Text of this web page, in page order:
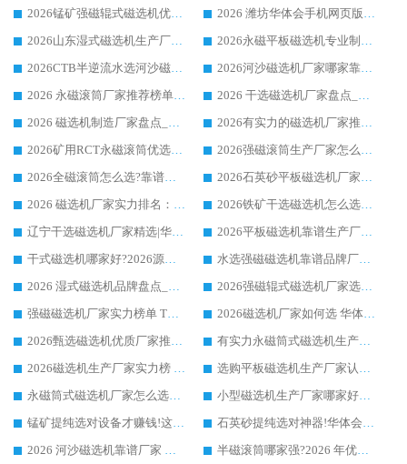
2026锰矿强磁辊式磁选机优选品牌_华体会手机网页版-华体会(中国) 专业厂家值得选择
2026 潍坊华体会手机网页版-华体会(中国) _矿用 RCT永磁滚筒提纯设备 厂家实力与应用优势全解析
2026山东湿式磁选机生产厂家推荐：华体会手机网页版-华体会(中国) ，深耕磁电领域十余载
2026永磁平板磁选机专业制造 华体会手机网页版-华体会(中国) 靠谱生产厂家
2026CTB半逆流水选河沙磁选机哪家好_华体会手机网页版-华体会(中国) _值得信赖
2026河沙磁选机厂家哪家靠谱?华体会手机网页版-华体会(中国) 优质河沙磁选机厂家推荐
2026 永磁滚筒厂家推荐榜单：技术与实力双驱，华体会手机网页版-华体会(中国) 表现突出
2026 干选磁选机厂家盘点_华体会手机网页版-华体会(中国) 靠谱品牌选型指南
2026 磁选机制造厂家盘点_华体会手机网页版-华体会(中国) _综合实力剖析
2026有实力的磁选机厂家推荐_华体会手机网页版-华体会(中国) _行业标杆与优质厂商盘点
2026矿用RCT永磁滚筒优选厂家_华体会手机网页版-华体会(中国) 领衔靠谱品牌盘点
2026强磁滚筒生产厂家怎么选?行业口碑推荐华体会手机网页版-华体会(中国)
2026全磁滚筒怎么选?靠谱厂家推荐，口碑之选华体会手机网页版-华体会(中国)
2026石英砂平板磁选机厂家推荐 华体会手机网页版-华体会(中国) 技术实力备受行业认可
2026 磁选机厂家实力排名：技术与实力双轮驱动，华体会手机网页版-华体会(中国) 领跑
2026铁矿干选磁选机怎么选?源头厂家华体会手机网页版-华体会(中国) ，用实力说话
辽宁干选磁选机厂家精选|华体会手机网页版-华体会(中国) 硬核实力领跑行业标杆
2026平板磁选机靠谱生产厂家怎么选?行业标杆华体会手机网页版-华体会(中国) ，凭硬实力脱颖而出
干式磁选机哪家好?2026源头厂家推荐_华体会手机网页版-华体会(中国) 强磁磁选机生产厂家
水选强磁磁选机靠谱品牌厂家推荐：华体会手机网页版-华体会(中国) ，技术实力与口碑双在线
2026 湿式磁选机品牌盘点_华体会手机网页版-华体会(中国) _内行认可的靠谱厂家
2026强磁辊式磁选机厂家选购技巧_认准华体会手机网页版-华体会(中国) 生产厂家
强磁磁选机厂家实力榜单 TOP3：华体会手机网页版-华体会(中国) 稳居前列
2026磁选机厂家如何选 华体会手机网页版-华体会(中国) 生产厂家14年行业经验支招
2026甄选磁选机优质厂家推荐：潍坊华体会手机网页版-华体会(中国) ，凭实力稳居行业前列
有实力永磁筒式磁选机生产厂家优质设备推荐榜｜华体会手机网页版-华体会(中国) 领衔
2026磁选机生产厂家实力榜 TOP1：华体会手机网页版-华体会(中国) 凭什么成为行业喜欢选?
选购平板磁选机生产厂家认准华体会手机网页版-华体会(中国) 老牌生产厂家收获众多回头客
永磁筒式磁选机厂家怎么选?14 年老厂华体会手机网页版-华体会(中国) 凭实力出圈，这 5 大优势太圈粉
小型磁选机生产厂家哪家好?2026 年实测推荐，华体会手机网页版-华体会(中国) 十年口碑厂值得闭眼入
锰矿提纯选对设备才赚钱!这家临朐厂家的强磁辊磁选机凭啥成行业标杆?
石英砂提纯选对神器!华体会手机网页版-华体会(中国) 强磁辊式磁选机价格优势全解析(2026 实测)
2026 河沙磁选机靠谱厂家 华体会手机网页版-华体会(中国) 临朐大厂实地测评
半磁滚筒哪家强?2026 年优质厂家推荐，华体会手机网页版-华体会(中国) 为什么能领跑行业